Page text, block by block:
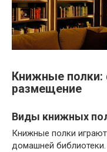
Книжные
размещение
Виды книжных
Книжные полки
домашней